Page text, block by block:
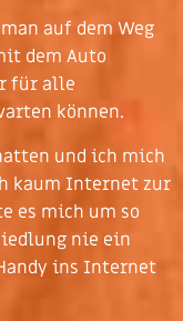
auf dem Weg
dem Auto
für alle
können.
und ich mich
kaum Internet zur
es mich um so
nie ein
ins Internet